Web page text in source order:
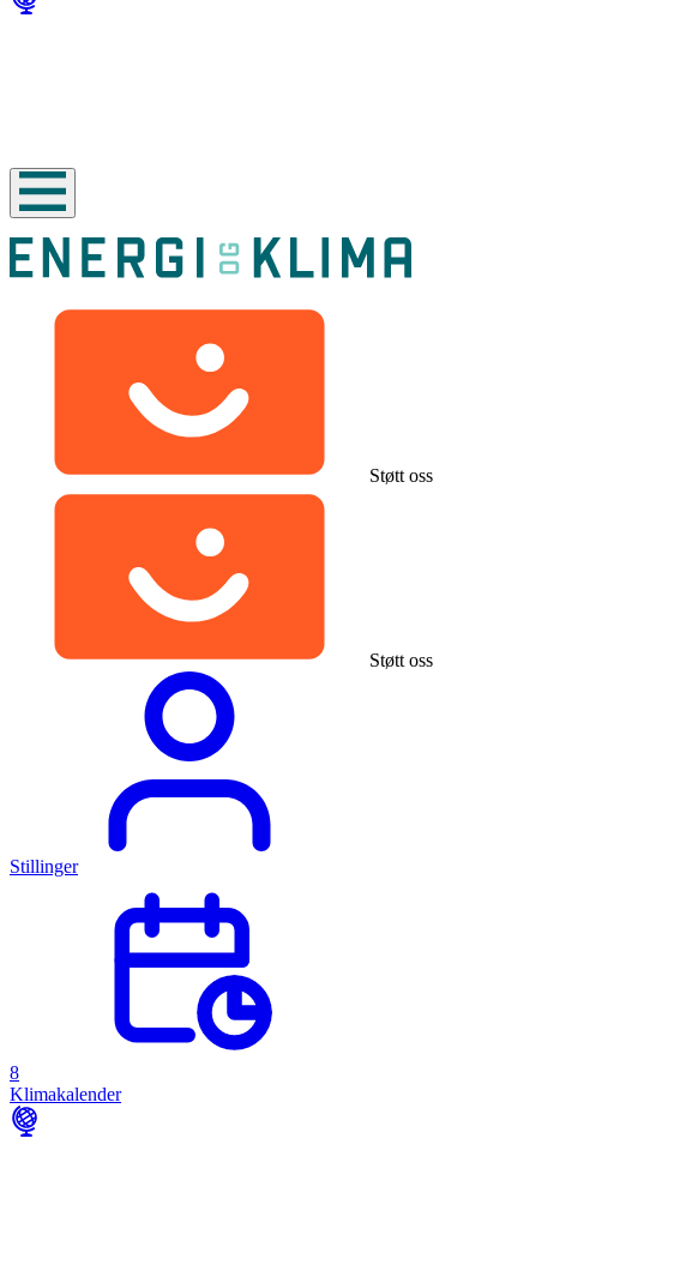
Støtt oss
Støtt oss
Stillinger
8
Klimakalender